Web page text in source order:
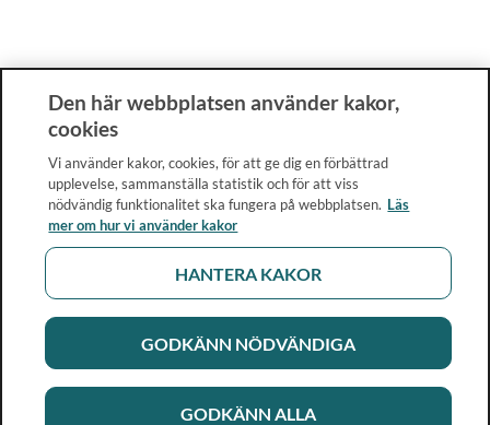
Den här webbplatsen använder kakor,
cookies
Vi använder kakor, cookies, för att ge dig en förbättrad
upplevelse, sammanställa statistik och för att viss
nödvändig funktionalitet ska fungera på webbplatsen. Läs
mer om hur vi använder kakor
HANTERA KAKOR
GODKÄNN NÖDVÄNDIGA
GODKÄNN ALLA